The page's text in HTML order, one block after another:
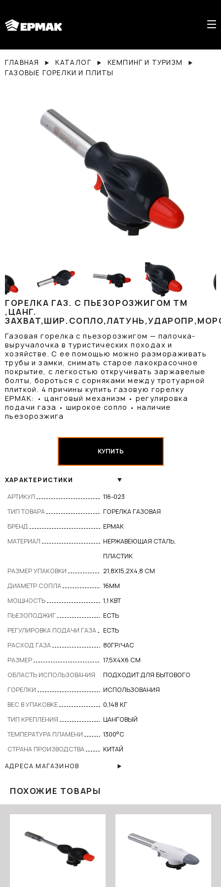
ГЛАВНАЯ КАТАЛОГ
КЕМПИНГ И ТУРИЗМ
ГАЗОВЫЕ ГОРЕЛКИ И ПЛИТЫ
ГОРЕЛКА ГАЗ. С ПЬЕЗОРОЗЖИГОМ ТМ
,ЦАНГ.
Газовая горелка с пьезорозжигом — палочка-
выручалочка в туристических походах и
хозяйстве. С ее помощью можно размораживать
трубы и замки, снимать старое лакокрасочное
покрытие, с легкостью откручивать заржавелые
болты, бороться с сорняками между тротуарной
плиткой. 4 причины купить газовую горелку
ЕРМАК: • цанговый механизм • регулировка
подачи газа • широкое сопло • наличие
пьезорозжига
КУПИТЬ
ХАРАКТЕРИСТИКИ
АРТИКУЛ
116-023
ТИП ТОВАРА
ГОРЕЛКА ГАЗОВАЯ
БРЕНД
ЕРМАК
МАТЕРИАЛ
НЕРЖАВЕЮЩАЯ СТАЛЬ,
ПЛАСТИК
РАЗМЕР УПАКОВКИ
21,8X15,2X4,8 СМ
ДИАМЕТР СОПЛА
16ММ
МОЩНОСТЬ
1,1 КВТ
ПЬЕЗОПОДЖИГ
ЕСТЬ
РЕГУЛИРОВКА ПОДАЧИ ГАЗА
ЕСТЬ
РАСХОД ГАЗА
80ГР/ЧАС
РАЗМЕР
17,5Х4Х6 СМ
ОБЛАСТЬ ИСПОЛЬЗОВАНИЯ
ГОРЕЛКИ
ПОДХОДИТ ДЛЯ БЫТОВОГО
ИСПОЛЬЗОВАНИЯ
ВЕС В УПАКОВКЕ
0,148 КГ
ТИП КРЕПЛЕНИЯ
ЦАНГОВЫЙ
ТЕМПЕРАТУРА ПЛАМЕНИ
1300°C
СТРАНА ПРОИЗВОДСТВА
КИТАЙ
АДРЕСА МАГАЗИНОВ
ПОХОЖИЕ ТОВАРЫ